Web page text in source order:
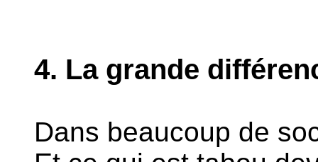
4. La grande
Dans beaucoup de